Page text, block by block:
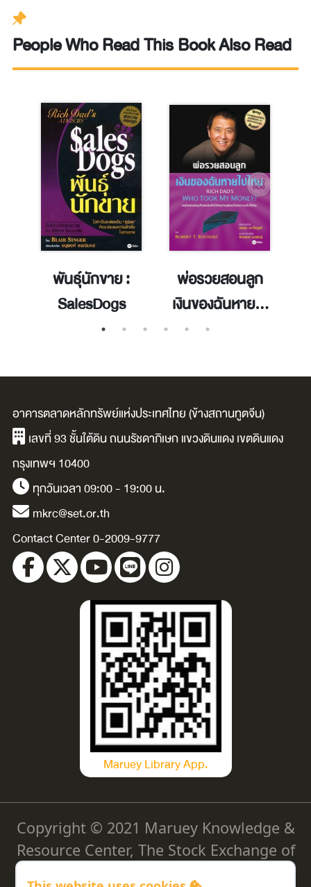
People Who Read This Book Also Read
พันธุ์นักขาย :
SalesDogs
พ่อรวยสอนลูก
เงินของฉันหายไป
ไหน
อาคารตลาดหลักทรัพย์แห่งประเทศไทย (ข้างสถานทูตจีน)
เลขที่ 93 ชั้นใต้ดิน ถนนรัชดาภิเษก แขวงดินแดง เขตดินแดง
กรุงเทพฯ 10400
ทุกวันเวลา 09:00 - 19:00 น.
mkrc@set.or.th
Contact Center 0-2009-9777
Maruey Library App.
Copyright © 2021 Maruey Knowledge &
Resource Center, The Stock Exchange of